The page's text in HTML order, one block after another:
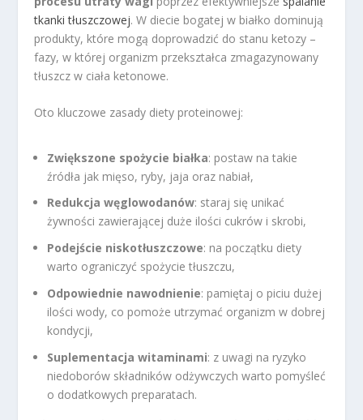
tkanki tłuszczowej. W diecie bogatej w białko dominują
produkty, które mogą doprowadzić do stanu ketozy –
fazy, w której organizm przekształca zmagazynowany
tłuszcz w ciała ketonowe.
Oto kluczowe zasady diety proteinowej:
Zwiększone spożycie białka: postaw na takie
źródła jak mięso, ryby, jaja oraz nabiał,
Redukcja węglowodanów: staraj się unikać
żywności zawierającej duże ilości cukrów i skrobi,
Podejście niskotłuszczowe: na początku diety
warto ograniczyć spożycie tłuszczu,
Odpowiednie nawodnienie: pamiętaj o piciu dużej
ilości wody, co pomoże utrzymać organizm w dobrej
kondycji,
Suplementacja witaminami: z uwagi na ryzyko
niedoborów składników odżywczych warto pomyśleć
o dodatkowych preparatach.